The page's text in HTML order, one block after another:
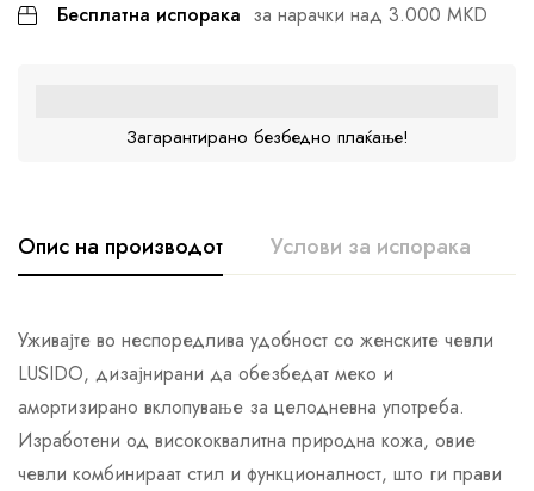
Бесплатна испорака за нарачки над 3.000 MKD
Загарантирано безбедно плаќање!
Опис на производот Услови за испорака
Уживајте во неспоредлива удобност со женските чевли
LUSIDO, дизајнирани да обезбедат меко и
амортизирано вклопување за целодневна употреба.
Изработени од висококвалитна природна кожа, овие
чевли комбинираат стил и функционалност, што ги прави